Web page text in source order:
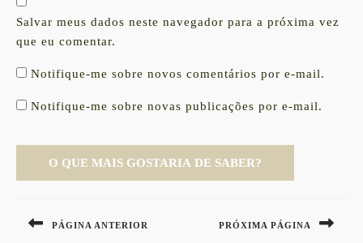
Salvar meus dados neste navegador para a próxima vez
que eu comentar.
Notifique-me sobre novos comentários por e-mail.
Notifique-me sobre novas publicações por e-mail.
de
PÁGINA ANTERIOR PRÓXIMA PÁGINA